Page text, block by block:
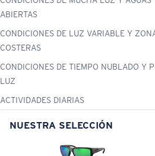
ABIERTAS
CONDICIONES DE LUZ VARIABLE Y
COSTERAS
CONDICIONES DE TIEMPO NUBLADO Y
LUZ
ACTIVIDADES DIARIAS
NUESTRA SELECCIÓN